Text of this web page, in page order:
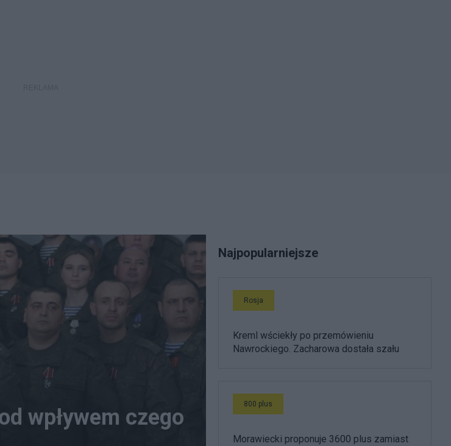
wpływem czego
Najpopularniejsze
Rosja
Kreml wściekły po przemówieniu
Nawrockiego. Zacharowa dostała szału
800 plus
Morawiecki proponuje 3600 plus zamiast